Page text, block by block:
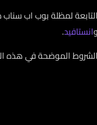
انستافيد.
الموضحة في هذه